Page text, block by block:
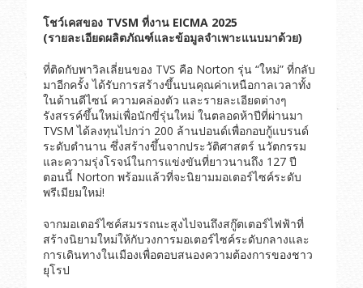
โชว์เคสของTVSM ที่งานEICMA 2025
(รายละเอียดผลิตภัณฑ์และข้อมูลจำเพาะแนบมาด้วย)
ที่ติดกับพาวิลเลี่ยนของ TVS คือ Norton รุ่น “ใหม่” ที่กลับ
มาอีกครั้ง ได้รับการสร้างขึ้นบนคุณค่าเหนือกาลเวลาทั้ง
ในด้านดีไซน์ ความคล่องตัว และรายละเอียดต่างๆ
รังสรรค์ขึ้นใหม่เพื่อนักขี่รุ่นใหม่ ในตลอดห้าปีที่ผ่านมา
TVSM ได้ลงทุนไปกว่า 200 ล้านปอนด์เพื่อกอบกู้แบรนด์
ระดับตำนาน ซึ่งสร้างขึ้นจากประวัติศาสตร์ นวัตกรรม
และความรุ่งโรจน์ในการแข่งขันที่ยาวนานถึง 127 ปี
ตอนนี้ Norton พร้อมแล้วที่จะนิยามมอเตอร์ไซค์ระดับ
พรีเมียมใหม่!
จากมอเตอร์ไซค์สมรรถนะสูงไปจนถึงสกู๊ตเตอร์ไฟฟ้าที่
สร้างนิยามใหม่ให้กับวงการมอเตอร์ไซค์ระดับกลางและ
การเดินทางในเมืองเพื่อตอบสนองความต้องการของชาว
ยุโรป